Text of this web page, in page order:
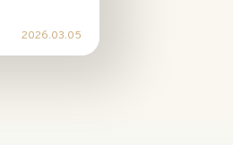
2026.03.05